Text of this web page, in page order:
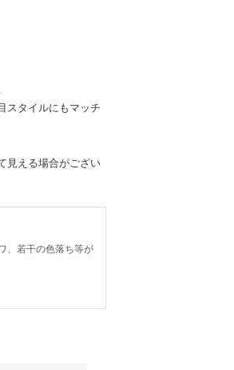
スタイルにもマッチ
見える場合がござい
、若干の色落ち等が